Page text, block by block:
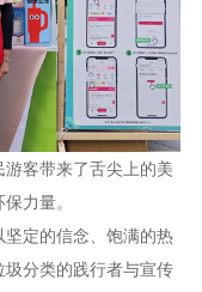
客带来了舌尖上的美
力量。
定的信念、饱满的热
分类的践行者与宣传